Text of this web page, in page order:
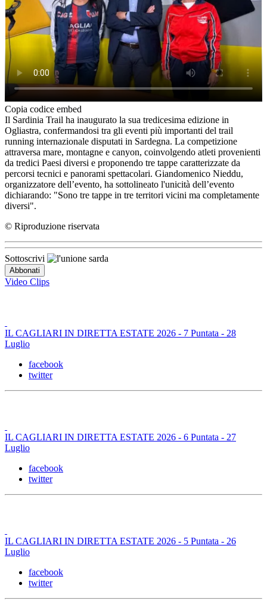
Copia codice embed
Il Sardinia Trail ha inaugurato la sua tredicesima edizione in
Ogliastra, confermandosi tra gli eventi più importanti del trail
running internazionale disputati in Sardegna. La competizione
attraversa mare, montagne e canyon, coinvolgendo atleti provenienti
da tredici Paesi diversi e proponendo tre tappe caratterizzate da
percorsi tecnici e panorami spettacolari. Giandomenico Nieddu,
organizzatore dell’evento, ha sottolineato l'unicità dell’evento
dichiarando: "Sono tre tappe in tre territori vicini ma completamente
diversi".
© Riproduzione riservata
Sottoscrivi
Video Clips
IL CAGLIARI IN DIRETTA ESTATE 2026 - 7 Puntata - 28
Luglio
facebook
twitter
IL CAGLIARI IN DIRETTA ESTATE 2026 - 6 Puntata - 27
Luglio
facebook
twitter
IL CAGLIARI IN DIRETTA ESTATE 2026 - 5 Puntata - 26
Luglio
facebook
twitter